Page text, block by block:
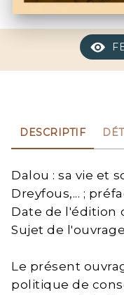
DESCRIPTIF
Dalou : sa vie et
Dreyfous,... ;
Date de l'édition
Sujet de
Le présent
politique de